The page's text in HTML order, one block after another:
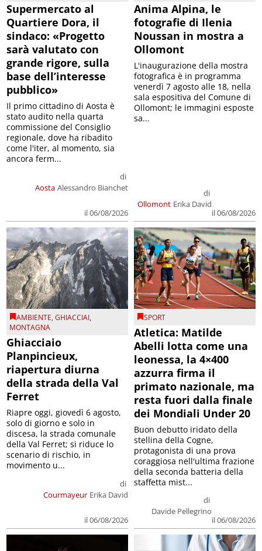
Supermercato al
Quartiere Dora, il
sindaco: «Progetto
sarà valutato con
grande rigore, sulla
base dell’interesse
pubblico»
Aosta
di
Alessandro Bianchet
il 06/08/2026
Il primo cittadino di Aosta è
stato audito nella quarta
commissione del Consiglio
regionale, dove ha ribadito
come l'iter, al momento, sia
ancora ferm...
Anima Alpina, le
fotografie di Ilenia
Noussan in mostra a
Ollomont
Ollomont
di
Erika David
il 06/08/2026
L'inaugurazione della mostra
fotografica è in programma
venerdì 7 agosto alle 18, nella
sala espositiva del Comune di
Ollomont; le immagini esposte
sa...
AMBIENTE,GHIACCIAI,
MONTAGNA
Ghiacciaio
Planpincieux,
riapertura diurna
della strada della Val
Ferret
Courmayeur
di
Erika David
il 06/08/2026
Riapre oggi, giovedì 6 agosto,
solo di giorno e solo in
discesa, la strada comunale
della Val Ferret; si riduce lo
scenario di rischio, in
movimento u...
SPORT
Atletica: Matilde
Abelli lotta come una
leonessa, la 4×400
azzurra firma il
primato nazionale, ma
resta fuori dalla finale
dei Mondiali Under 20
di
Davide Pellegrino
il 06/08/2026
Buon debutto iridato della
stellina della Cogne,
protagonista di una prova
coraggiosa nell'ultima frazione
della seconda batteria della
staffetta mist...